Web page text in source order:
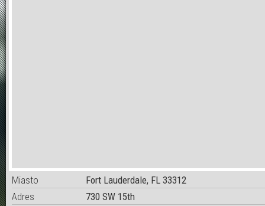
Miasto
Fort Lauderdale, FL 33312
Adres
730 SW 15th